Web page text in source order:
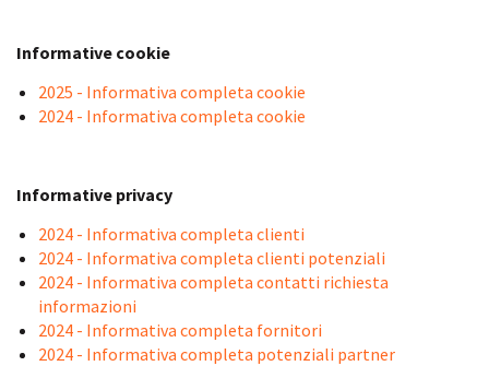
Informative cookie
2025 - Informativa completa cookie
2024 - Informativa completa cookie
Informative privacy
2024 - Informativa completa clienti
2024 - Informativa completa clienti potenziali
2024 - Informativa completa contatti richiesta
informazioni
2024 - Informativa completa fornitori
2024 - Informativa completa potenziali partner